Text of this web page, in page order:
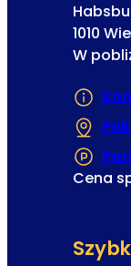
1010
W
Cena